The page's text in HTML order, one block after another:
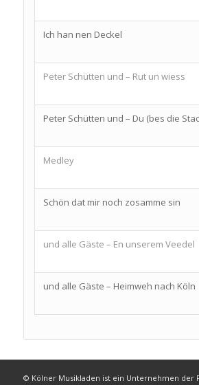
Ich han nen Deckel
Peter Schütten und – Rut un wiess
Peter Schütten und – Du (bes die
Medley
Schön dat mir noch zosamme sin
und alle Gäste – En unserem Veedel
und alle Gäste – Heimweh nach Köln
© Kölner Musikladen ist ein Unternehmen der